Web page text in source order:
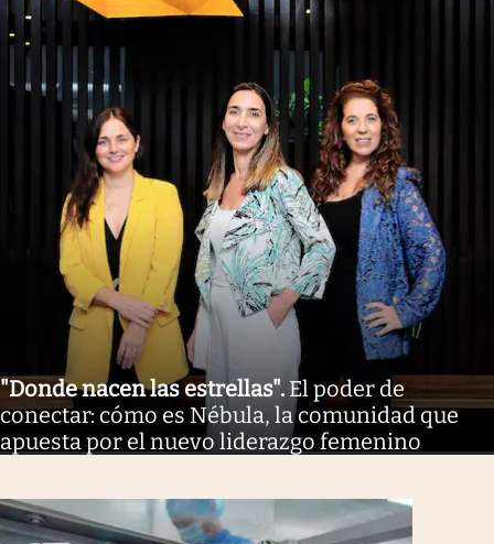
"Donde nacen las estrellas". El poder de
conectar: cómo es Nébula, la comunidad que
apuesta por el nuevo liderazgo femenino